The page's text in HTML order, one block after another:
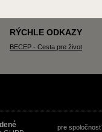
RÝCHLE ODKAZY
BECEP - Cesta pre život
pre